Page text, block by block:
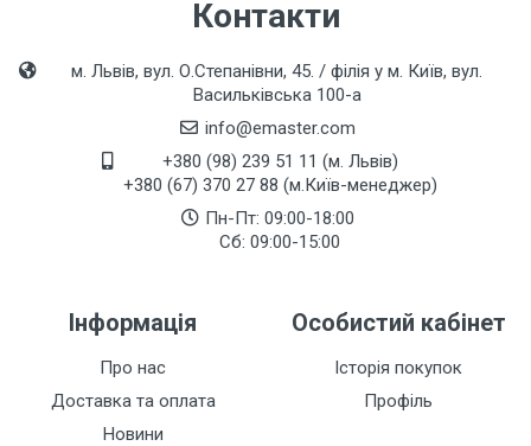
Контакти
м. Львів, вул. О.Степанівни, 45. / філія у м. Київ, вул.
Васильківська 100-а
info@emaster.com
+380 (98) 239 51 11 (м. Львів)
+380 (67) 370 27 88 (м.Київ-менеджер)
Пн-Пт: 09:00-18:00
Сб: 09:00-15:00
Інформація
Про нас
Доставка та оплата
Новини
Особистий кабінет
Історія покупок
Профіль